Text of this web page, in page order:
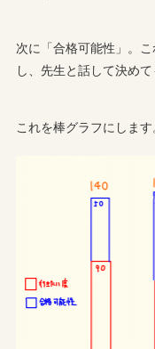
次に「合格可能性」。
し、先生と話して決めて
これを棒グラフにします